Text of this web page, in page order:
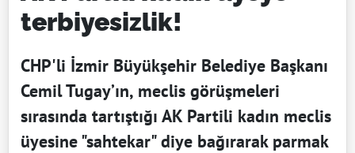
terbiyesizlik!
CHP'li İzmir Büyükşehir Belediye Başkanı
Cemil Tugay’ın, meclis görüşmeleri
sırasında tartıştığı AK Partili kadın meclis
üyesine "sahtekar" diye bağırarak parmak